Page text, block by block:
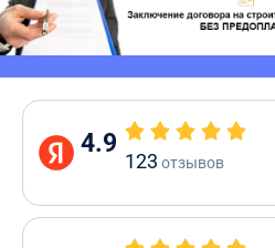
4.9
123 отзывов